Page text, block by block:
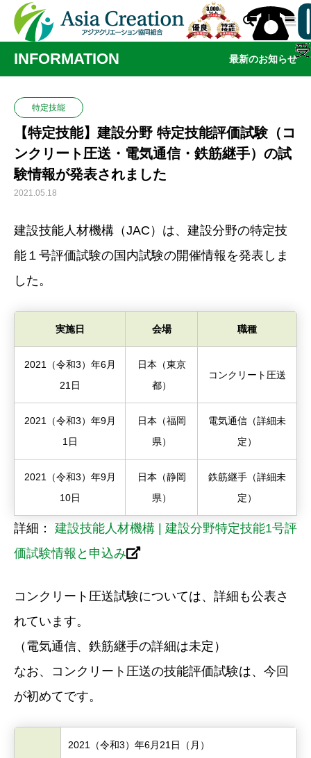

INFORMATION 最新のお知らせ
特定技能
【特定技能】建設分野 特定技能評価試験（コ
ンクリート圧送・電気通信・鉄筋継手）の試
験情報が発表されました
2021.05.18
建設技能人材機構（JAC）は、建設分野の特定技
能１号評価試験の国内試験の開催情報を発表しま
した。
実施日 会場 職種
2021（令和3）年6月
21日
日本（東京
都）
コンクリート圧送
2021（令和3）年9月
1日
日本（福岡
県）
電気通信（詳細未
定）
2021（令和3）年9月
10日
日本（静岡
県）
鉄筋継手（詳細未
定）
詳細： 建設技能人材機構 | 建設分野特定技能1号評
価試験情報と申込み
コンクリート圧送試験については、詳細も公表さ
れています。
（電気通信、鉄筋継手の詳細は未定）
なお、コンクリート圧送の技能評価試験は、今回
が初めてです。
2021（令和3）年6月21日（月）